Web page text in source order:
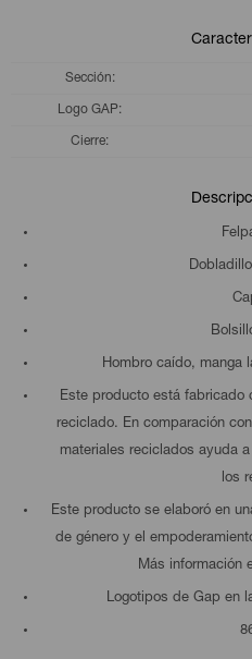
Sección
Logo GAP
Cierre
Hombro caído, manga
Este producto está fabricado
reciclado. En comparación
materiales reciclados ayuda
los
Este producto se elaboró en
de género y el
Más información
Logotipos de Gap en